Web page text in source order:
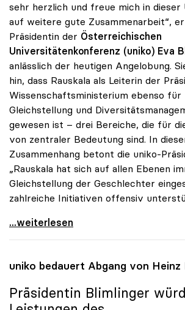
sehr herzlich und freue mich in dieser
auf weitere gute Zusammenarbeit“,
Präsidentin der Österreichischen
Universitätenkonferenz (uniko) Eva
anlässlich der heutigen Angelobung.
hin, dass Rauskala als Leiterin der
Wissenschaftsministerium ebenso für
Gleichstellung und
gewesen ist – drei Bereiche, die für
von zentraler Bedeutung sind. In
Zusammenhang betont die uniko-
„Rauskala hat sich auf allen Ebenen
Gleichstellung der Geschlechter
zahlreiche Initiativen offensiv
Präsidentin Blimlinger gratuliert Iris
...weiterlesen
uniko bedauert Abgang von Heinz
Präsidentin Blimlinger